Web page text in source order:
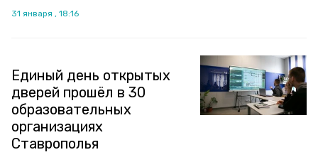
31 января , 18:16
Единый день открытых
дверей прошёл в 30
образовательных
организациях
Ставрополья